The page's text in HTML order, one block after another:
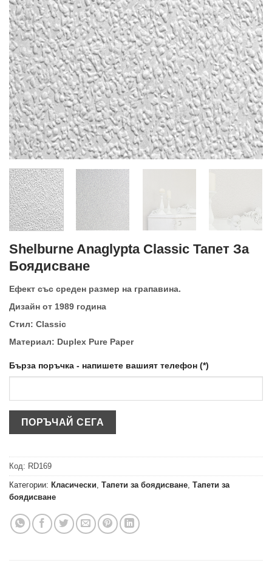
Shelburne Anaglypta Classic Тапет За
Боядисване
Ефект със среден размер на грапавина.
Дизайн от 1989 година
Стил: Classic
Материал: Duplex Pure Paper
Бърза поръчка - напишете вашият телефон (*)
Код: RD169
Категории: Класически Тапети за боядисване Тапети за
боядисване